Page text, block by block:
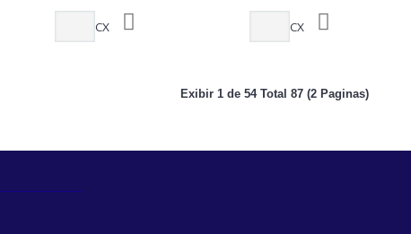
CX CX
Exibir 1 de 54 Total 87 (2 Paginas)